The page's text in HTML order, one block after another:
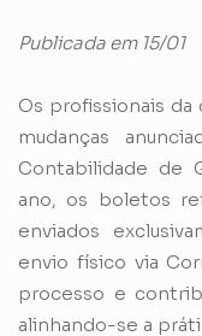
Publicada em 15/01
Os profissionais
mudanças
Contabilidade de
ano, os boletos
enviados
envio físico via
processo e
alinhando-se a